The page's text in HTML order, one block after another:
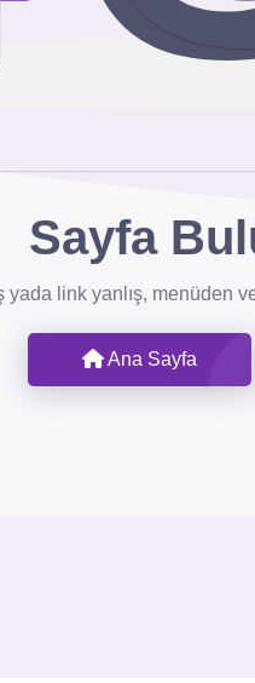
Sayfa
yada link yanlış,
Ana Sayfa